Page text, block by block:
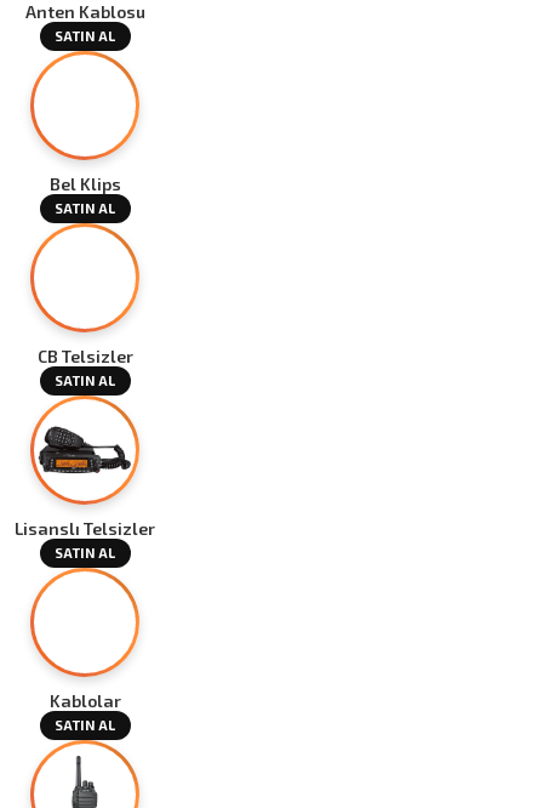
Anten Kablosu
SATIN AL
Bel Klips
SATIN AL
CB Telsizler
SATIN AL
Lisanslı Telsizler
SATIN AL
Kablolar
SATIN AL